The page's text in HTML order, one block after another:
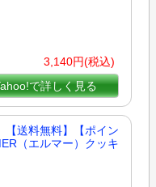
3,140円(税込)
で詳しく見る
【送料無料】【ポイン
（エルマー）クッキ